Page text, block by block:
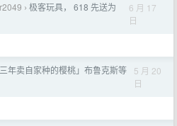
› 极客玩具， 618 先送为
6 月 17
日
三年卖自家种的樱桃」布鲁克斯等
5 月 20
日